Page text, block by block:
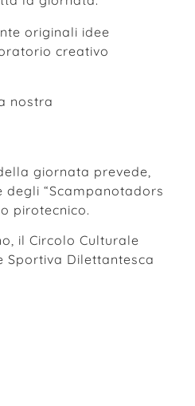
originali idee
creativo
nostra
giornata prevede,
“Scampanotadors
pirotecnico.
il Circolo Culturale
Sportiva Dilettantesca